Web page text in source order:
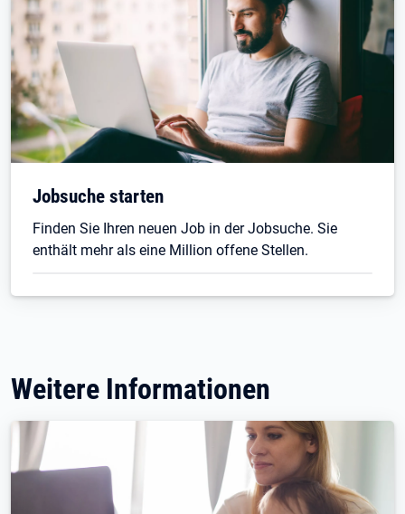
Jobsuche starten
Finden Sie Ihren neuen Job in der Jobsuche. Sie
enthält mehr als eine Million offene Stellen.
Weitere Informationen